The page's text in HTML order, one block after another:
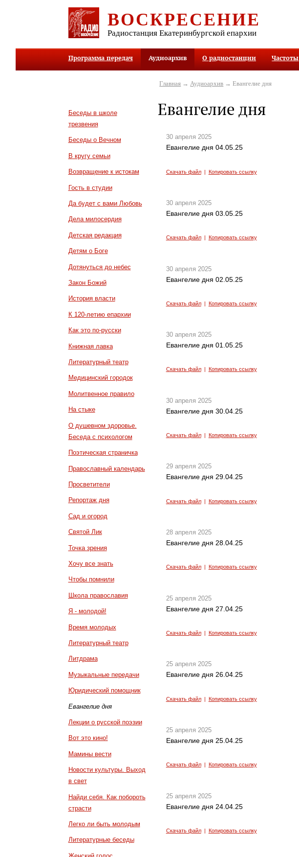
ВОСКРЕСЕНИЕ
Радиостанция Екатеринбургской епархии
Программа передач Аудиоархив О радиостанции Частоты
Беседы в школе
трезвения
Беседы о Вечном
В кругу семьи
Возвращение к истокам
Гость в студии
Да будет с вами Любовь
Дела милосердия
Детская редакция
Детям о Боге
Дотянуться до небес
Закон Божий
История власти
К 120-летию епархии
Как это по-русски
Книжная лавка
Литературный театр
Медицинский городок
Молитвенное правило
На стыке
О душевном здоровье.
Беседа с психологом
Поэтическая страничка
Православный календарь
Просветители
Репортаж дня
Сад и огород
Святой Лик
Точка зрения
Хочу все знать
Чтобы помнили
Школа православия
Я - молодой!
Время молодых
Литературный театр
Литдрама
Музыкальные передачи
Юридический помощник
Евангелие дня
Лекции о русской поэзии
Вот это кино!
Мамины вести
Новости культуры. Выход
в свет
Найди себя. Как побороть
страсти
Легко ли быть молодым
Литературные беседы
Главная → Аудиоархив → Евангелие дня
Евангелие дня
30 апреля 2025
Евангелие дня 04.05.25
Скачать файл| Копировать ссылку
30 апреля 2025
Евангелие дня 03.05.25
Скачать файл| Копировать ссылку
30 апреля 2025
Евангелие дня 02.05.25
Скачать файл| Копировать ссылку
30 апреля 2025
Евангелие дня 01.05.25
Скачать файл| Копировать ссылку
30 апреля 2025
Евангелие дня 30.04.25
Скачать файл| Копировать ссылку
29 апреля 2025
Евангелие дня 29.04.25
Скачать файл| Копировать ссылку
28 апреля 2025
Евангелие дня 28.04.25
Скачать файл| Копировать ссылку
25 апреля 2025
Евангелие дня 27.04.25
Скачать файл| Копировать ссылку
25 апреля 2025
Евангелие дня 26.04.25
Скачать файл| Копировать ссылку
25 апреля 2025
Евангелие дня 25.04.25
Скачать файл| Копировать ссылку
25 апреля 2025
Евангелие дня 24.04.25
Скачать файл| Копировать ссылку